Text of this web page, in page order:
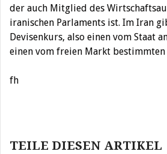
der auch Mitglied des
iranischen Parlaments ist. Im Iran
Devisenkurs, also einen vom Staat
einen vom freien Markt bestimmten
fh
TEILE DIESEN ARTIKEL